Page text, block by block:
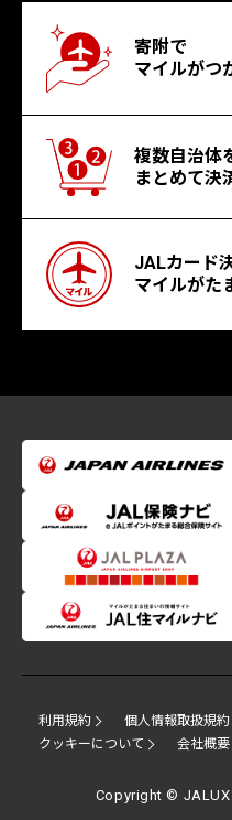
寄附で
マイルがつ
複数自治体
まとめて決
JALカード
マイルがた
利用規約 個人情報取扱規約
クッキーについて
会社概要
Copyright ©